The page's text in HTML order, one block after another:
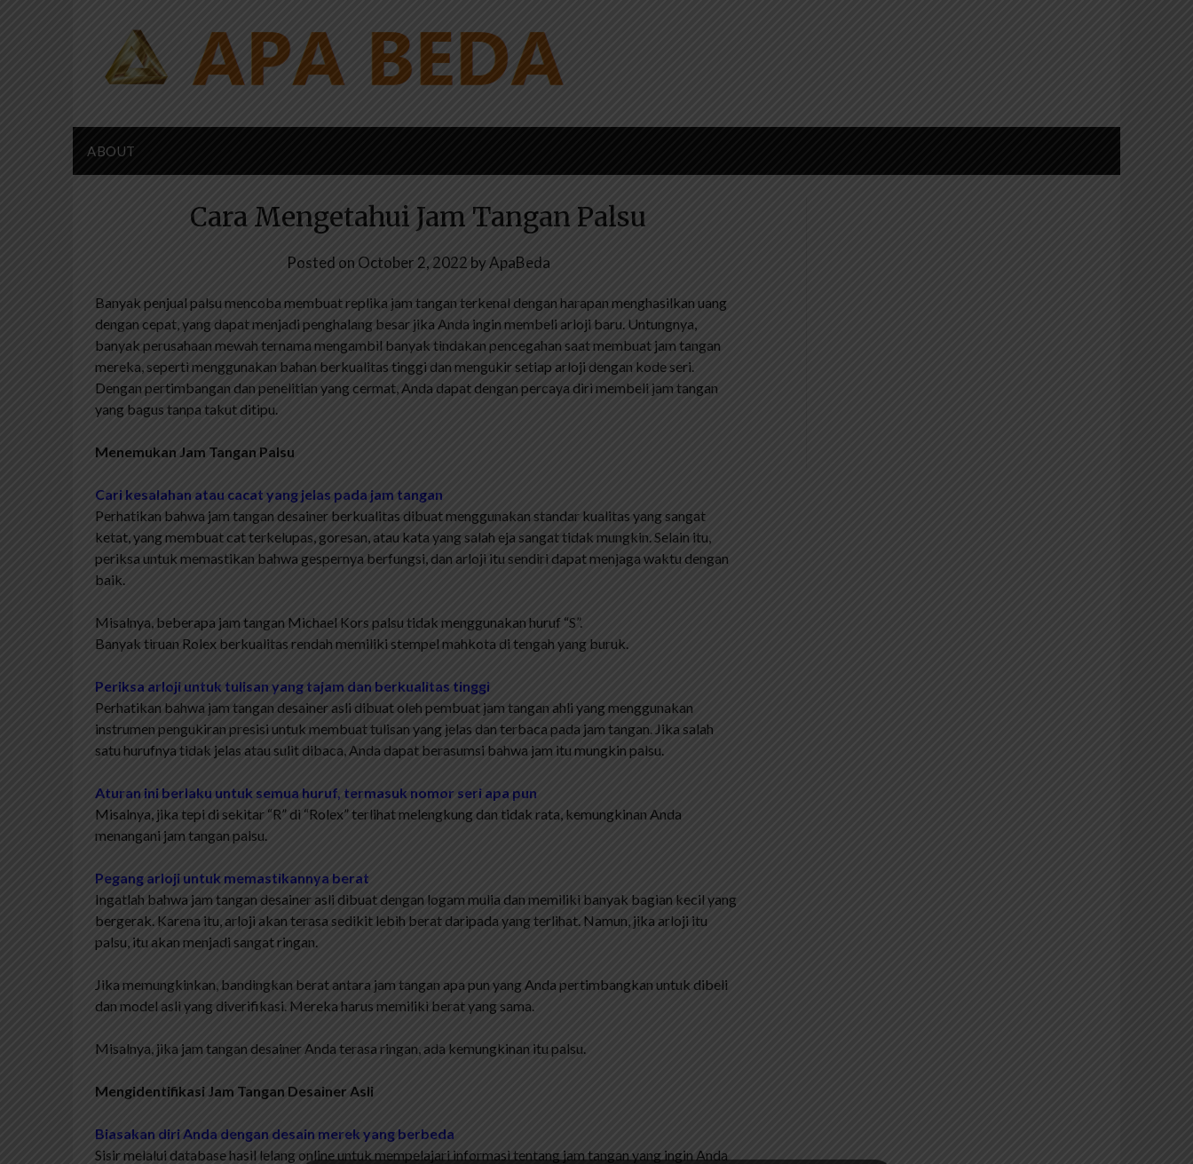
ABOUT
Cara Mengetahui Jam Tangan Palsu
Posted on October 2, 2022 byApaBeda
Banyak penjual palsu mencoba membuat replika jam tangan terkenal dengan harapan menghasilkan uang
dengan cepat, yang dapat menjadi penghalang besar jika Anda ingin membeli arloji baru. Untungnya,
banyak perusahaan mewah ternama mengambil banyak tindakan pencegahan saat membuat jam tangan
mereka, seperti menggunakan bahan berkualitas tinggi dan mengukir setiap arloji dengan kode seri.
Dengan pertimbangan dan penelitian yang cermat, Anda dapat dengan percaya diri membeli jam tangan
yang bagus tanpa takut ditipu.
Menemukan Jam Tangan Palsu
Cari kesalahan atau cacat yang jelas pada jam tangan
Perhatikan bahwa jam tangan desainer berkualitas dibuat menggunakan standar kualitas yang sangat
ketat, yang membuat cat terkelupas, goresan, atau kata yang salah eja sangat tidak mungkin. Selain itu,
periksa untuk memastikan bahwa gespernya berfungsi, dan arloji itu sendiri dapat menjaga waktu dengan
baik.
Misalnya, beberapa jam tangan Michael Kors palsu tidak menggunakan huruf “S”.
Banyak tiruan Rolex berkualitas rendah memiliki stempel mahkota di tengah yang buruk.
Periksa arloji untuk tulisan yang tajam dan berkualitas tinggi
Perhatikan bahwa jam tangan desainer asli dibuat oleh pembuat jam tangan ahli yang menggunakan
instrumen pengukiran presisi untuk membuat tulisan yang jelas dan terbaca pada jam tangan. Jika salah
satu hurufnya tidak jelas atau sulit dibaca, Anda dapat berasumsi bahwa jam itu mungkin palsu.
Aturan ini berlaku untuk semua huruf, termasuk nomor seri apa pun
Misalnya, jika tepi di sekitar “R” di “Rolex” terlihat melengkung dan tidak rata, kemungkinan Anda
menangani jam tangan palsu.
Pegang arloji untuk memastikannya berat
Ingatlah bahwa jam tangan desainer asli dibuat dengan logam mulia dan memiliki banyak bagian kecil yang
bergerak. Karena itu, arloji akan terasa sedikit lebih berat daripada yang terlihat. Namun, jika arloji itu
palsu, itu akan menjadi sangat ringan.
Jika memungkinkan, bandingkan berat antara jam tangan apa pun yang Anda pertimbangkan untuk dibeli
dan model asli yang diverifikasi. Mereka harus memiliki berat yang sama.
Misalnya, jika jam tangan desainer Anda terasa ringan, ada kemungkinan itu palsu.
Mengidentifikasi Jam Tangan Desainer Asli
Biasakan diri Anda dengan desain merek yang berbeda
Sisir melalui database hasil lelang online untuk mempelajari informasi tentang jam tangan yang ingin Anda